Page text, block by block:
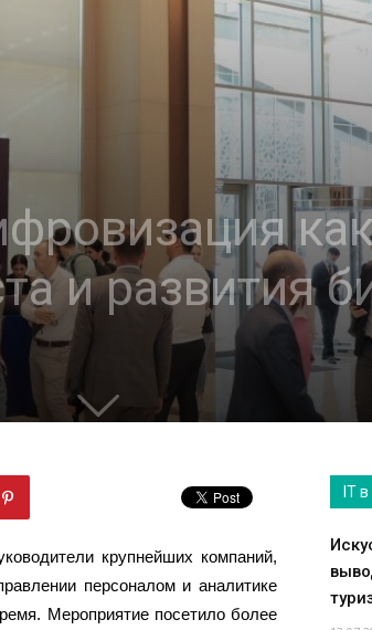
и развития
крупнейших компаний,
персоналом и аналитике
Мероприятие посетило более
IT